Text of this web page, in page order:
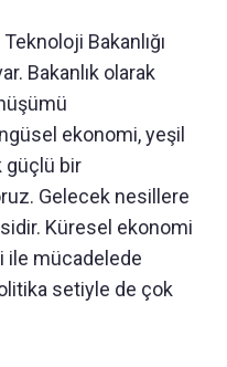
Teknoloji Bakanlığı
Bakanlık olarak
ekonomi, yeşil
güçlü bir
Gelecek nesillere
Küresel ekonomi
ile mücadelede
setiyle de çok